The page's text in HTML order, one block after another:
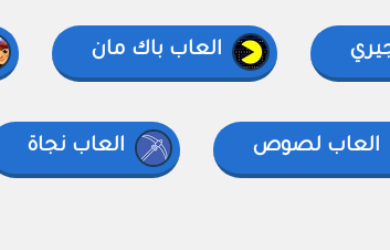
العاب باك مان
العاب لصوص العاب نجاة